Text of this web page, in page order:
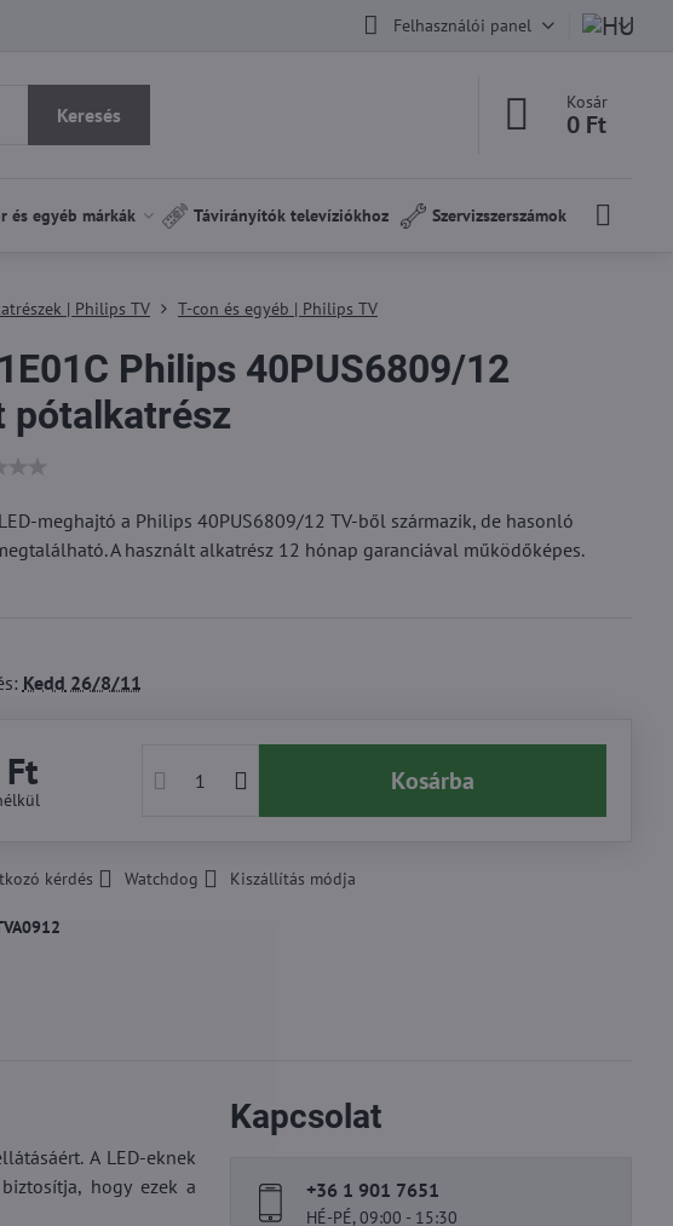
Felhasználói panel
Keresés
Kosár
0 Ft
és egyéb márkák Távirányítók televíziókhoz Szervizszerszámok
| Philips TV T-con és egyéb | Philips TV
Philips 40PUS6809/12
pótalkatrész
meghajtó a Philips 40PUS6809/12 TV-ből származik, de hasonló
A használt alkatrész 12 hónap garanciával működőképes.
Kedd 26/8/11
Kosárba
kérdés Watchdog Kiszállítás módja
A LED-eknek
hogy ezek a
Kapcsolat
+36 1 901 7651
HÉ-PÉ, 09:00 - 15:30